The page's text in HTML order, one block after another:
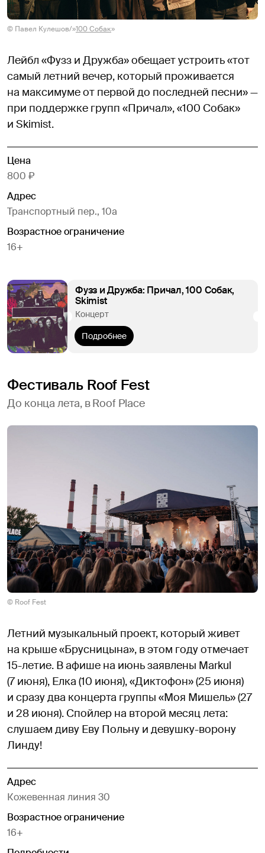
© Павел Кулешов/»100 Собак»
Лейбл «Фузз и Дружба» обещает устроить «тот
самый летний вечер, который проживается
на максимуме от первой до последней песни» —
при поддержке групп «Причал», «100 Собак»
и Skimist.
Цена
800 ₽
Адрес
Транспортный пер., 10а
Возрастное ограничение
16+
Фузз и Дружба: Причал, 100 Собак,
Skimist
Концерт
Подробнее
Фестиваль Roof Fest
До конца лета, в Roof Place
© Roof Fest
Летний музыкальный проект, который живет
на крыше «Брусницына», в этом году отмечает
15-летие. В афише на июнь заявлены Markul
(7 июня), Елка (10 июня), «Диктофон» (25 июня)
и сразу два концерта группы «Моя Мишель» (27
и 28 июня). Спойлер на второй месяц лета:
слушаем диву Еву Польну и девушку-ворону
Линду!
Адрес
Кожевенная линия 30
Возрастное ограничение
16+